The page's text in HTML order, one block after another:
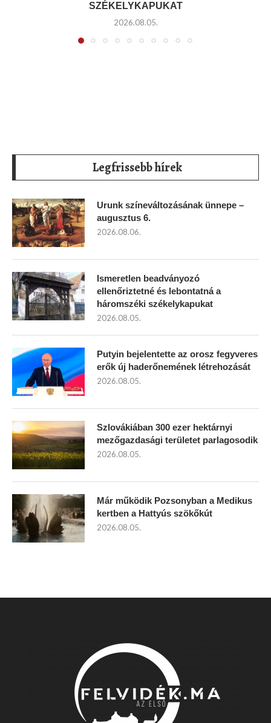
SZÉKELYKAPUKAT
2026.08.05.
Legfrissebb hírek
Urunk színeváltozásának ünnepe –
augusztus 6.
2026.08.06.
Ismeretlen beadványozó
ellenőriztetné és lebontatná a
háromszéki székelykapukat
2026.08.05.
Putyin bejelentette az orosz fegyveres
erők új haderőnemének létrehozását
2026.08.05.
Szlovákiában 300 ezer hektárnyi
mezőgazdasági területet parlagosodik
2026.08.05.
Már működik Pozsonyban a Medikus
kertben a Hattyús szökőkút
2026.08.05.